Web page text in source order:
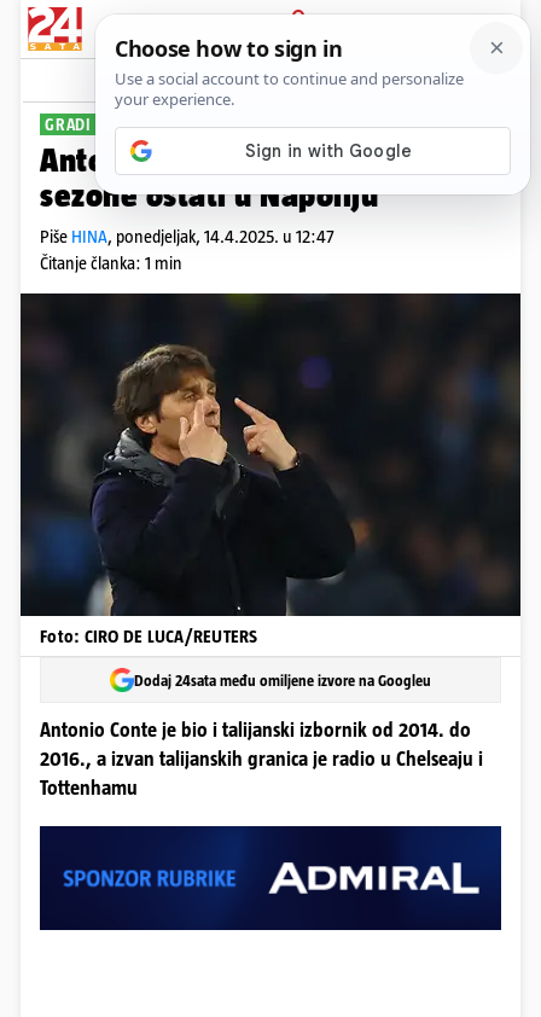
PRIJAVA
Sport Komentari
GRADI BUDUĆNOST
Antonio Conte odlučio i iduće
sezone ostati u Napoliju
Piše HINA, ponedjeljak, 14.4.2025. u 12:47
Čitanje članka: 1 min
Foto: CIRO DE LUCA/REUTERS
Dodaj 24sata među omiljene izvore na Googleu
Antonio Conte je bio i talijanski izbornik od 2014. do
2016., a izvan talijanskih granica je radio u Chelseaju i
Tottenhamu